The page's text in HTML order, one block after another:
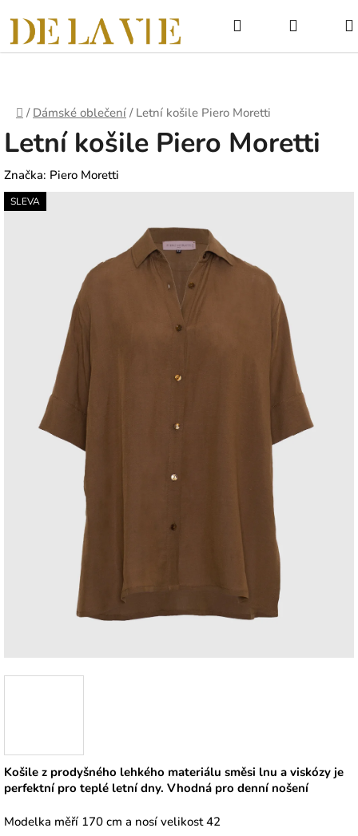
na
obsah
NÁKUPNÍ
KOŠÍK
Domů
/ Dámské oblečení / Letní košile Piero Moretti
Košile z prodyšného lehkého materiálu směsi lnu a viskózy je
perfektní pro teplé letní dny. Vhodná pro denní nošení
Modelka měří 170 cm a nosí velikost 42
Letní košile Piero Moretti
Značka: Piero Moretti
SLEVA